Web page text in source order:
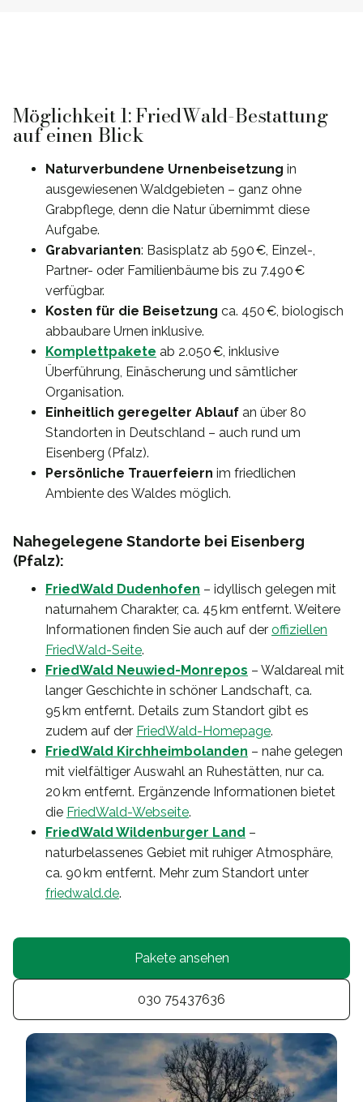
Möglichkeit 1: FriedWald-Bestattung
auf einen Blick
Naturverbundene Urnenbeisetzung in
ausgewiesenen Waldgebieten – ganz ohne
Grabpflege, denn die Natur übernimmt diese
Aufgabe.
Grabvarianten: Basisplatz ab 590 €, Einzel-,
Partner- oder Familienbäume bis zu 7.490 €
verfügbar.
Kosten für die Beisetzung ca. 450 €, biologisch
abbaubare Urnen inklusive.
Komplettpakete ab 2.050 €, inklusive
Überführung, Einäscherung und sämtlicher
Organisation.
Einheitlich geregelter Ablauf an über 80
Standorten in Deutschland – auch rund um
Eisenberg (Pfalz).
Persönliche Trauerfeiern im friedlichen
Ambiente des Waldes möglich.
Nahegelegene Standorte bei Eisenberg
(Pfalz):
FriedWald Dudenhofen – idyllisch gelegen mit
naturnahem Charakter, ca. 45 km entfernt. Weitere
Informationen finden Sie auch auf der offiziellen
FriedWald-Seite.
FriedWald Neuwied-Monrepos – Waldareal mit
langer Geschichte in schöner Landschaft, ca.
95 km entfernt. Details zum Standort gibt es
zudem auf der FriedWald-Homepage.
FriedWald Kirchheimbolanden – nahe gelegen
mit vielfältiger Auswahl an Ruhestätten, nur ca.
20 km entfernt. Ergänzende Informationen bietet
die FriedWald-Webseite.
FriedWald Wildenburger Land –
naturbelassenes Gebiet mit ruhiger Atmosphäre,
ca. 90 km entfernt. Mehr zum Standort unter
friedwald.de.
Pakete ansehen
030 75437636